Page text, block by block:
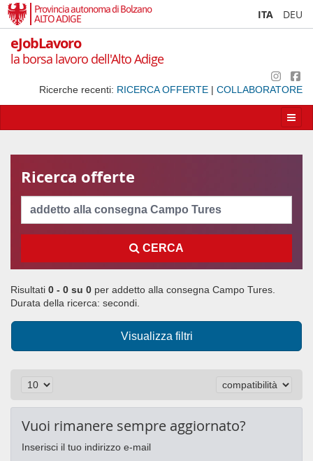
Provincia autonoma di Bolzano
ALTO ADIGE
ITA DEU
eJobLavoro
la borsa lavoro dell'Alto Adige
Ricerche recenti: RICERCA OFFERTE | COLLABORATORE
Apri/
la
Ricerca offerte
CERCA
Risultati 0 - 0 su 0 per addetto alla consegna Campo Tures.
Durata della ricerca: secondi.
Visualizza filtri
Vuoi rimanere sempre aggiornato?
Inserisci il tuo indirizzo e-mail